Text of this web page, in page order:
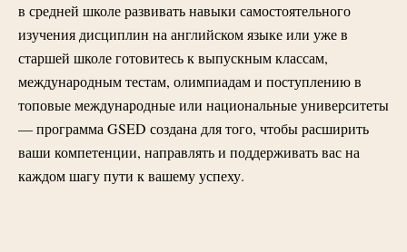
в средней школе развивать навыки самостоятельного
изучения дисциплин на английском языке или уже в
старшей школе готовитесь к выпускным классам,
международным тестам, олимпиадам и поступлению в
топовые международные или национальные университеты
— программа GSED создана для того, чтобы расширить
ваши компетенции, направлять и поддерживать вас на
каждом шагу пути к вашему успеху.